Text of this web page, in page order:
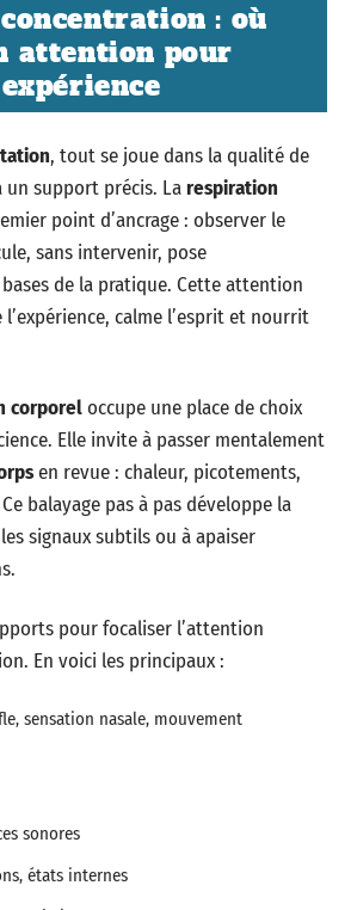
: où
attention pour
, tout se joue dans la qualité de
un support précis. Larespiration
point d’ancrage : observer le
sans intervenir, pose
de la pratique. Cette attention
calme l’esprit et nourrit
corporeloccupe une place de choix
Elle invite à passer mentalement
en revue : chaleur, picotements,
balayage pas à pas développe la
signaux subtils ou à apaiser
pour focaliser l’attention
En voici les principaux :
sensation nasale, mouvement
sonores
états internes